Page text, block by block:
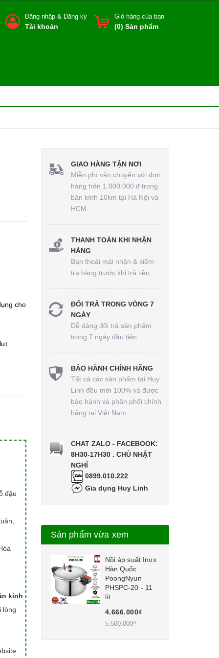
Giỏ hàng của bạn
(0) Sản phẩm
Đăng nhập & Đăng ký
Tài khoản
cho
đậu
kính
lòng
GIAO HÀNG TẬN NƠI
Miễn phí vận chuyển với đơn
hàng trên 1.000.000 đ trong
bán kính 10km tại Hà Nội và
HCM
THANH TOÁN KHI NHẬN
HÀNG
Bạn thoải mái nhận & kiểm
tra hàng trước khi trả tiền.
ĐỔI TRẢ TRONG VÒNG 7
NGÀY
Dễ dàng đổi trả sản phẩm
trong 7 ngày đầu tiên
BẢO HÀNH CHÍNH HÃNG
Tất cả các sản phẩm tại Huy
Linh đều mới 100% và được
bảo hành và phân phối chính
hãng tại Việt Nam
CHAT ZALO - FACEBOOK:
8H30-17H30 . CHỦ NHẬT
NGHỈ
0899.010.222
Gia dụng Huy Linh
Sản phẩm vừa xem
Nồi áp suất Inox
Hàn Quốc
PoongNyun
PHSPC-20 - 11
lít
4.666.000₫
5.500.000₫